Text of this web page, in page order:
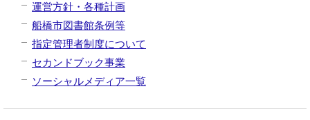
運営方針・各種計画
船橋市図書館条例等
指定管理者制度について
セカンドブック事業
ソーシャルメディア一覧